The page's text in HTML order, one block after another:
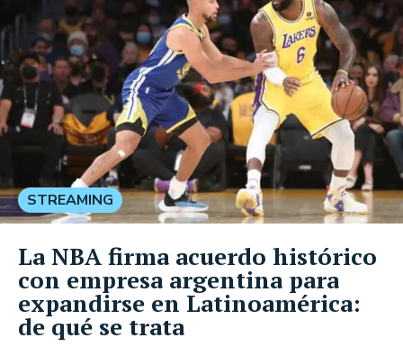
STREAMING
La NBA firma acuerdo histórico
con empresa argentina para
expandirse en Latinoamérica:
de qué se trata